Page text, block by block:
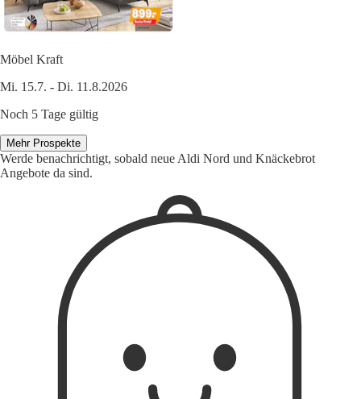
Möbel Kraft
Mi. 15.7. - Di. 11.8.2026
Noch 5 Tage gültig
Mehr Prospekte
Werde benachrichtigt, sobald neue Aldi Nord und Knäckebrot
Angebote da sind.